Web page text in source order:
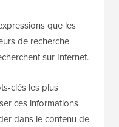
que les
de recherche
sur Internet.
clés les plus
ces informations
dans le contenu de